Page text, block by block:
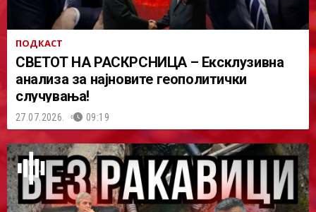
ПОДКАСТ
СВЕТОТ НА РАСКРСНИЦА – Ексклузивна
анализа за најновите геополитички
случувања!
27.07.2026. 09:19